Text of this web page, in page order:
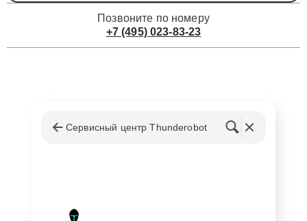
Позвоните по номеру
+7 (495) 023-83-23
Сервисный центр Thunderobot